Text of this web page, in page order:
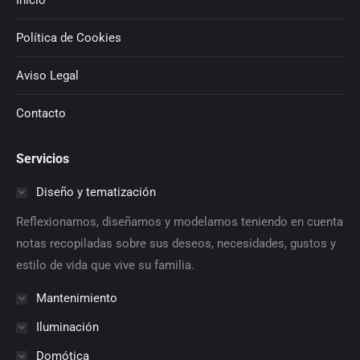
Política de Cookies
Aviso Legal
Contacto
Servicios
Diseño y tematización
Reflexionamos, diseñamos y modelamos teniendo en cuenta
notas recopiladas sobre sus deseos, necesidades, gustos y
estilo de vida que vive su familia.
Mantenimiento
Iluminación
Domótica